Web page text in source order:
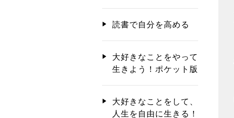
読書で自分を高める
大好きなことをやって
生きよう！ポケット版
大好きなことをして、
人生を自由に生きる！